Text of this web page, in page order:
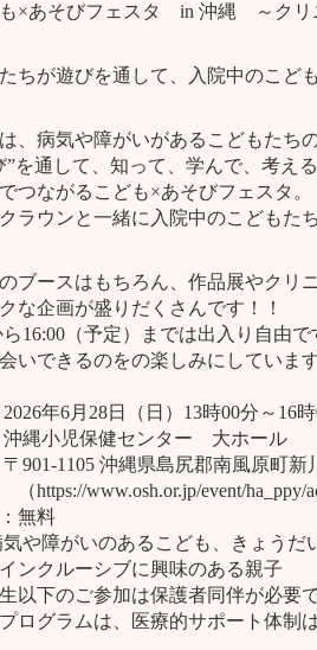
も×あそびフェスタ in 沖縄 ～クリ
ちが遊びを通して、入院中のこど
、病気や障がいがあるこどもたち
”を通して、知って、学んで、考える
つながるこども×あそびフェスタ。
ラウンと一緒に入院中のこどもた
ブースはもちろん、作品展やクリ
な企画が盛りだくさんです！！
ら16:00（予定）までは出入り自由
いできるのをの楽しみにしています
年6月28日（日）13時00分～16時
沖縄小児保健センター 大ホール
1105 沖縄県島尻郡南風原町新川
www.osh.or.jp/event/ha_ppy/
無料
気や障がいのあるこども、きょうだ
ンクルーシブに興味のある親子
以下のご参加は保護者同伴が必要
ログラムは、医療的サポート体制